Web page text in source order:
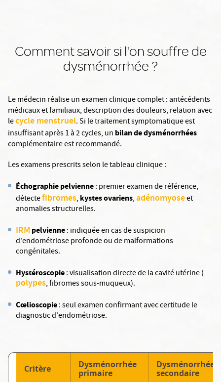
Comment savoir si l'on souffre de
dysménorrhée ?
Le médecin réalise un examen clinique complet : antécédents
médicaux et familiaux, description des douleurs, relation avec
lecycle menstruel. Si le traitement symptomatique est
insuffisant après 1 à 2 cycles, un bilan de dysménorrhées
complémentaire est recommandé.
Les examens prescrits selon le tableau clinique :
Échographie pelvienne: premier examen de référence,
détectefibromes, kystes ovariens,adénomyoseet
anomalies structurelles.
IRM pelvienne: indiquée en cas de suspicion
d'endométriose profonde ou de malformations
congénitales.
Hystéroscopie: visualisation directe de la cavité utérine (
polypes, fibromes sous-muqueux).
Cœlioscopie: seul examen confirmant avec certitude le
diagnostic d'endométriose.
Critère
Dysménorrhée
primaire
Dysménorrhée
secondaire